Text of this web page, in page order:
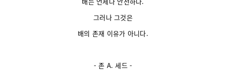
그러나 그것은
배의 존재 이유가 아니다.
- 존 A. 세드 -